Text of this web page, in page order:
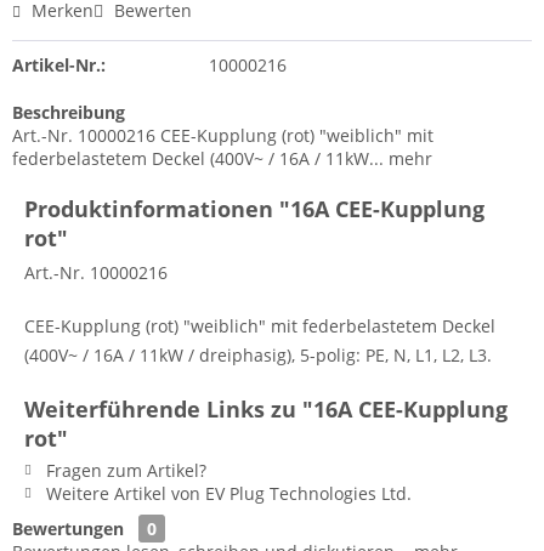
Merken Bewerten
Artikel-Nr.: 10000216
Beschreibung
Art.-Nr. 10000216 CEE-Kupplung (rot) "weiblich" mit
federbelastetem Deckel (400V~ / 16A / 11kW... mehr
Produktinformationen "16A CEE-Kupplung
rot"
Art.-Nr. 10000216
CEE-Kupplung (rot) "weiblich" mit federbelastetem Deckel
(400V~ / 16A / 11kW / dreiphasig), 5-polig: PE, N, L1, L2, L3.
Weiterführende Links zu "16A CEE-Kupplung
rot"
Fragen zum Artikel?
Weitere Artikel von EV Plug Technologies Ltd.
Bewertungen
0